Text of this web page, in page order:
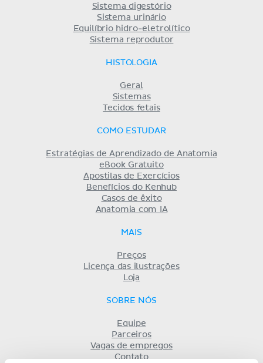
Sistema digestório
Sistema urinário
Equilíbrio hidro-eletrolítico
Sistema reprodutor
HISTOLOGIA
Geral
Sistemas
Tecidos fetais
COMO ESTUDAR
Estratégias de Aprendizado de Anatomia
eBook Gratuito
Apostilas de Exercícios
Benefícios do Kenhub
Casos de êxito
Anatomia com IA
MAIS
Preços
Licença das ilustrações
Loja
SOBRE NÓS
Equipe
Parceiros
Vagas de empregos
Contato